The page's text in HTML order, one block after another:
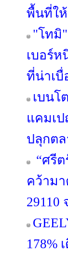
พื้นที่ให้
"โทมิ
เบอร์
ที่น่าเบื่
เบนโ
แคมเป
ปลุกต
“ศรี
คว้าม
29110
178%